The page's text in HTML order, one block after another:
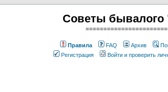
Советы бывалого
Правила FAQ Архив
Регистрация
Войти и проверить